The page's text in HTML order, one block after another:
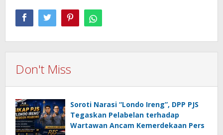
Don't Miss
Soroti Narasi “Londo Ireng”, DPP PJS
Tegaskan Pelabelan terhadap
Wartawan Ancam Kemerdekaan Pers